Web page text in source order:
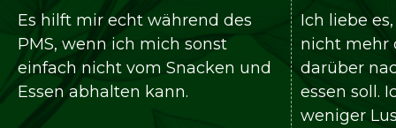
Es hilft mir echt während des
PMS, wenn ich mich sonst
einfach nicht vom Snacken und
Essen abhalten kann.
Ich liebe
nicht mehr
darüber
essen soll.
weniger